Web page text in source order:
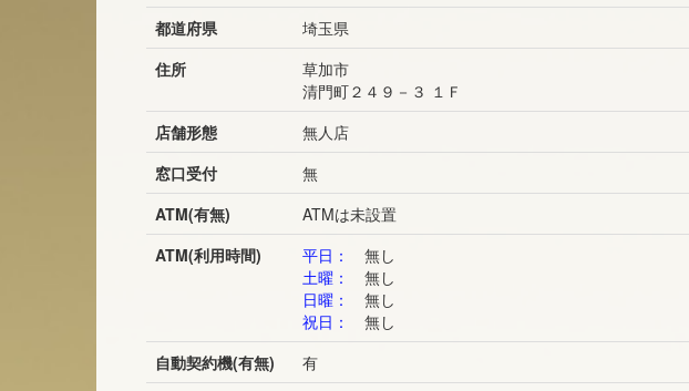
都道府県
埼玉県
住所
草加市
清門町２４９－３ １Ｆ
店舗形態
無人店
窓口受付
無
ATM(有無)
ATMは未設置
ATM(利用時間)
平日：
無し
土曜：
無し
日曜：
無し
祝日：
無し
自動契約機(有無)
有